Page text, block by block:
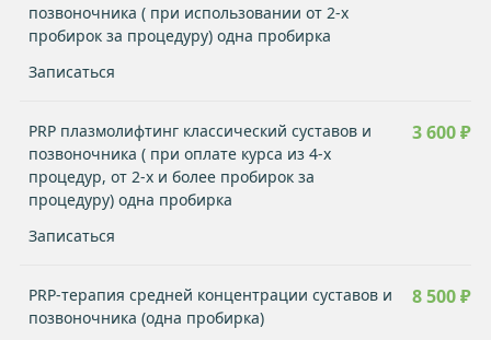
позвоночника ( при использовании от 2-х
пробирок за процедуру) одна пробирка
Записаться
PRP плазмолифтинг классический суставов и
позвоночника ( при оплате курса из 4-х
процедур, от 2-х и более пробирок за
процедуру) одна пробирка
Записаться
3 600 ₽
PRP-терапия средней концентрации суставов и
позвоночника (одна пробирка)
8 500 ₽